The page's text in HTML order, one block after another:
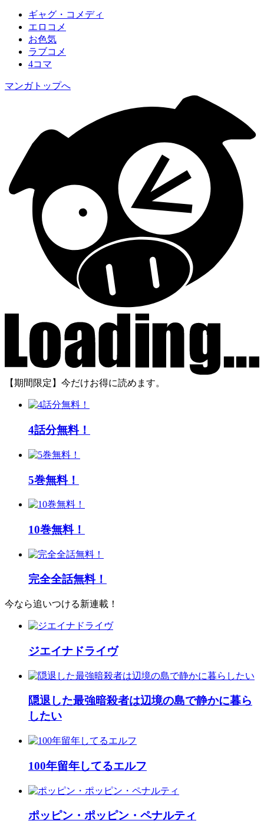
ギャグ・コメディ
エロコメ
お色気
ラブコメ
4コマ
マンガトップへ
【期間限定】今だけお得に読めます。
4話分無料！
5巻無料！
10巻無料！
完全全話無料！
今なら追いつける新連載！
ジエイナドライヴ
隠退した最強暗殺者は辺境の島で静かに暮ら
したい
100年留年してるエルフ
ポッピン・ポッピン・ペナルティ